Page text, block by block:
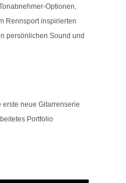
Optionen,
Rennsport inspirierten
persönlichen Sound und
neue Gitarrenserie
Portfolio